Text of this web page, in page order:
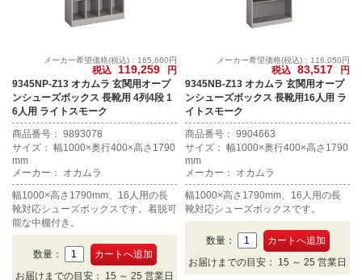
メーカー希望価格(税込)：165,660円
税込 119,259
円
9345NP-Z13 オカムラ 玄関用オープ
ンシューズボックス 長靴用 4列4段 1
6人用 ライトスモーク
商品番号： 9893078
サイズ： 幅1000×奥行400×高さ1790
mm
メーカー： オカムラ
幅1000×高さ1790mm、16人用の長
靴対応シューズボックスです。着脱可
能な中棚付き。
数量：
お届けまでの目安： 15 ～ 25 営業日
メーカー希望価格(税込)：116,050円
税込 83,517
円
9345NB-Z13 オカムラ 玄関用オープ
ンシューズボックス 長靴用16人用 ラ
イトスモーク
商品番号： 9904663
サイズ： 幅1000×奥行400×高さ1790
mm
メーカー： オカムラ
幅1000×高さ1790mm、16人用の長
靴対応シューズボックスです。
数量：
お届けまでの目安： 15 ～ 25 営業日